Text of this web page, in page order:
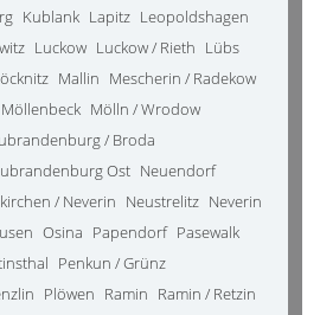
Kublank Lapitz Leopoldshagen
Luckow Luckow / Rieth Lübs
Mallin Mescherin / Radekow
Möllenbeck Mölln / Wrodow
/ Broda
Ost Neuendorf
/ Neverin Neustrelitz Neverin
Osina Papendorf Pasewalk
Penkun / Grünz
Plöwen Ramin Ramin / Retzin